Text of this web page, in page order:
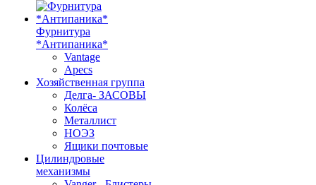
Фурнитура
*Антипаника*
Vantage
Apecs
Хозяйственная группа
Делга- ЗАСОВЫ
Колёса
Металлист
НОЭЗ
Ящики почтовые
Цилиндровые
механизмы